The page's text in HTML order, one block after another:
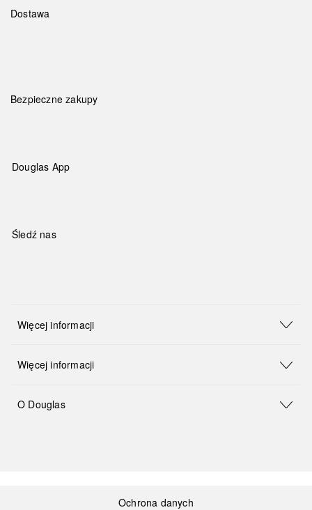
Dostawa
Bezpieczne zakupy
Douglas App
Śledź nas
Więcej informacji
Więcej informacji
O Douglas
Ochrona danych